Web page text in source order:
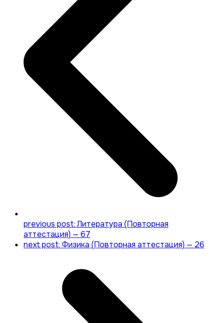
previous post:Литература (Повторная
аттестация) — 67
next post: Физика (Повторная аттестация) — 26